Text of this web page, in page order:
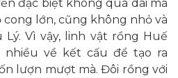
đặc biệt không quá dài mà
cong lớn, cũng không nhỏ và
Vì vậy, linh vật rồng Huế
về kết cấu để tạo ra
lượn mượt mà. Đôi rồng với